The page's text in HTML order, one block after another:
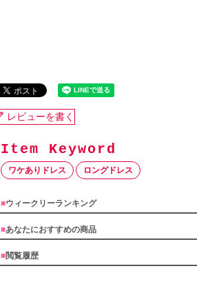
レビューを書く
ワケありドレス ロングドレス
■ウィークリーランキング
■あなたにおすすめの商品
■閲覧履歴